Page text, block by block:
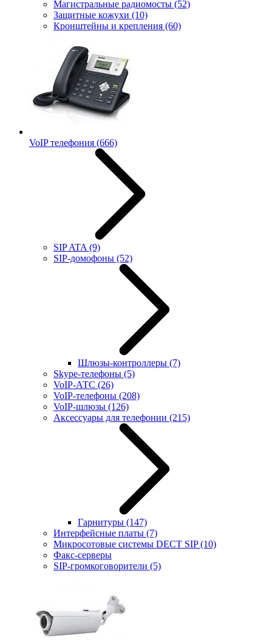
Магистральные радиомосты (52)
Защитные кожухи (10)
Кронштейны и крепления (60)
VoIP телефония (666)
SIP ATA (9)
SIP-домофоны (52)
Шлюзы-контроллеры (7)
Skype-телефоны (5)
VoIP-АТС (26)
VoIP-телефоны (208)
VoIP-шлюзы (126)
Аксессуары для телефонии (215)
Гарнитуры (147)
Интерфейсные платы (7)
Микросотовые системы DECT SIP(10)
Факс-серверы
SIP-громкоговорители (5)